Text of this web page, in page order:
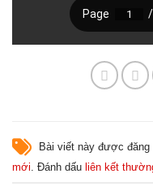
Bài viết này được đăng
mới . Đánh dấu liên kết